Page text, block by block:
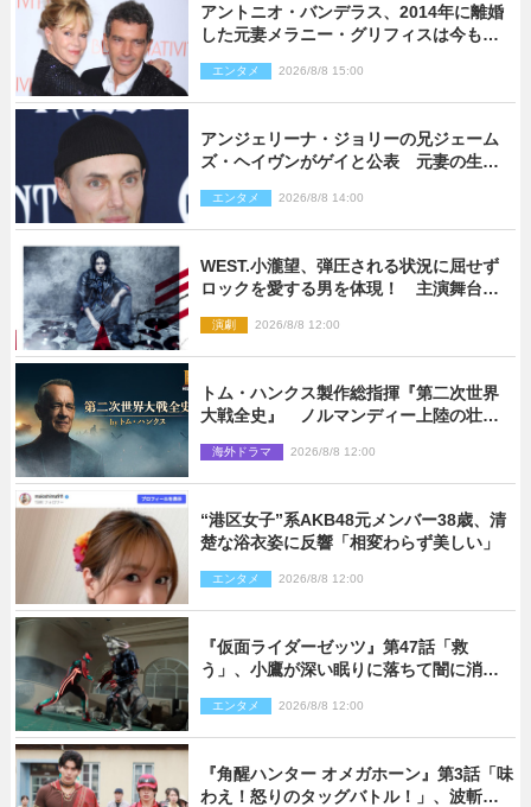
アントニオ・バンデラス、2014年に離婚
した元妻メラニー・グリフィスは今も
エンタメ 2026/8/8 15:00
アンジェリーナ・ジョリーの兄ジェーム
ズ・ヘイヴンがゲイと公表 元妻の生配
エンタメ 2026/8/8 14:00
WEST.小瀧望、弾圧される状況に屈せず
ロックを愛する男を体現！ 主演舞台
演劇 2026/8/8 12:00
トム・ハンクス製作総指揮『第二次世界
大戦全史』 ノルマンディー上陸の壮絶
海外ドラマ 2026/8/8 12:00
“港区女子”系AKB48元メンバー38歳、清
楚な浴衣姿に反響「相変わらず美しい」
エンタメ 2026/8/8 12:00
『仮面ライダーゼッツ』第47話「救
う」、小鷹が深い眠りに落ちて闇に消え
エンタメ 2026/8/8 12:00
『角醒ハンター オメガホーン』第3話「味
わえ！怒りのタッグバトル！」、波斬の